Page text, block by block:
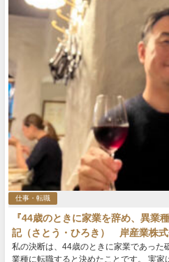
仕事・転職
『44歳のときに家業を辞め、異業
記（さとう・ひろき） 岸産業株
私の決断は、44歳のときに家業であった
業種に転職すると決めたことです。 実家